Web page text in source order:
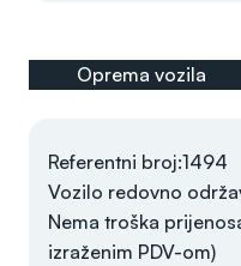
Oprema vozila
Referentni broj:1494
Vozilo redovno
Nema troška
izraženim PDV-om)